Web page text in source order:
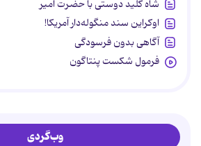
شاه کلید دوستی با حضرت امیر
اوکراین سند منگوله‌دار آمریکا!
آگاهی بدون فرسودگی
فرمول شکست پنتاگون
وب‌گردی